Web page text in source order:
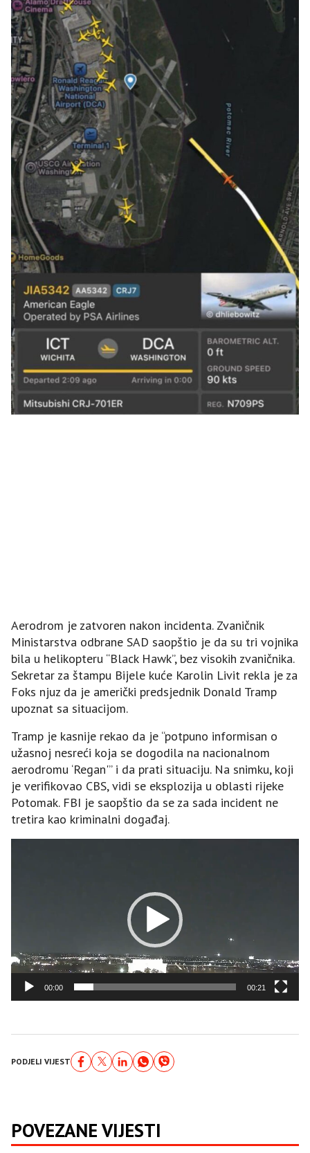
Aerodrom je zatvoren nakon incidenta. Zvaničnik
Ministarstva odbrane SAD saopštio je da su tri vojnika
bila u helikopteru “Black Hawk”, bez visokih zvaničnika.
Sekretar za štampu Bijele kuće Karolin Livit rekla je za
Foks njuz da je američki predsjednik Donald Tramp
upoznat sa situacijom.
Tramp je kasnije rekao da je “potpuno informisan o
užasnoj nesreći koja se dogodila na nacionalnom
aerodromu ‘Regan'” i da prati situaciju. Na snimku, koji
je verifikovao CBS, vidi se eksplozija u oblasti rijeke
Potomak. FBI je saopštio da se za sada incident ne
tretira kao kriminalni događaj.
00:00 00:21
PODJELI VIJEST
POVEZANE VIJESTI